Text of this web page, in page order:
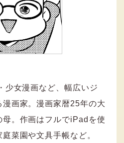
少女漫画など、幅広いジ
画家。漫画家暦25年の大
。作画はフルでiPadを使
菜園や文具手帳など。